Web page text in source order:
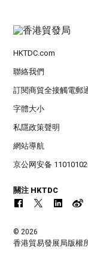
HKTDC.com
聯絡我們
訂閱商貿全接觸電郵
字體大小
私隱政策聲明
網站導航
京公网安备
關注 HKTDC
© 2026
香港貿易發展局版權